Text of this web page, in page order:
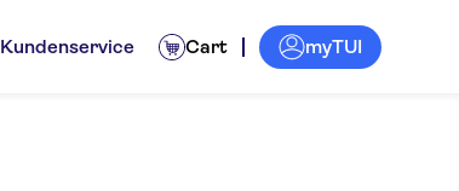
Kundenservice Cart myTUI